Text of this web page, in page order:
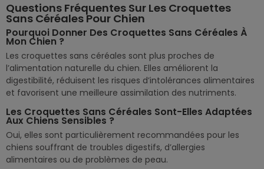
Questions Fréquentes Sur Les Croquettes
Sans Céréales Pour Chien
Pourquoi Donner Des Croquettes Sans Céréales À
Mon Chien ?
Les croquettes sans céréales sont plus proches de
l’alimentation naturelle du chien. Elles améliorent la
digestibilité, réduisent les risques d’intolérances alimentaires
et favorisent une meilleure assimilation des nutriments.
Les Croquettes Sans Céréales Sont-Elles Adaptées
Aux Chiens Sensibles ?
Oui, elles sont particulièrement recommandées pour les
chiens souffrant de troubles digestifs, d’allergies
alimentaires ou de problèmes de peau.